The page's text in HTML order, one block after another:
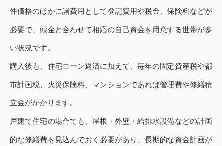
件価格のほかに諸費用として登記費用や税金、保険料などが
必要で、頭金と合わせて相応の自己資金を用意する世帯が多
い状況です。
購入後も、住宅ローン返済に加えて、毎年の固定資産税や都
市計画税、火災保険料、マンションであれば管理費や修繕積
立金がかかります。
戸建て住宅の場合でも、屋根・外壁・給排水設備などの計画
的な修繕費を見込んでおく必要があり、長期的な資金計画が